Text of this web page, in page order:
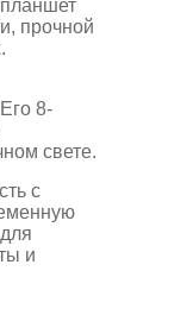
прочной
8-
свете.
с
и